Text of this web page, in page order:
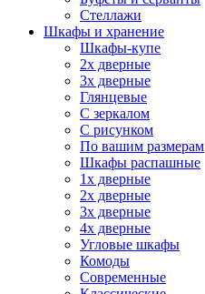
Стеллажи
Шкафы и хранение
Шкафы-купе
2х дверные
3х дверные
Глянцевые
С зеркалом
С рисунком
По вашим размерам
Шкафы распашные
1х дверные
2х дверные
3х дверные
4х дверные
Угловые шкафы
Комоды
Современные